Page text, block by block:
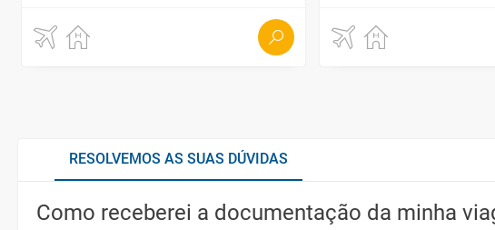
RESOLVEMOS AS SUAS DÚVIDAS
Como receberei a documentação da minha